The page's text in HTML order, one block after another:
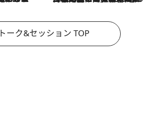
トーク&セッション TOP